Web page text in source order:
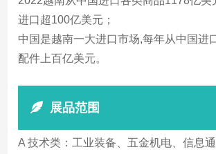
进口超100亿美元；
中国是越南一大进口市场,每年从中国进
配件上百亿美元。
展品范围
A 技术类：工业装备、五金机电、信息